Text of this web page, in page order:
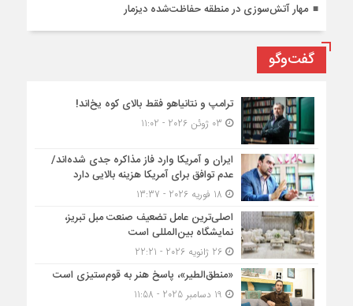
مهار آتش‌سوزی در منطقه حفاظت‌شده دیزمار
گفت‌وگو
ترامپ و نتانیاهو فقط بالای کوه یخ‌اند!
ایران و آمریکا وارد فاز مذاکره جدی شده‌اند/
عدم توافق برای آمریکا هزینه بالایی دارد
اصلی‌ترین عامل تضعیف صنعت مبل تبریز،
نمایشگاه بین‌المللی است
26 ژانویه 2026 - 22:21
«منطق‌الطیر»، پاسخ هنر به قوم‌ستیزی است